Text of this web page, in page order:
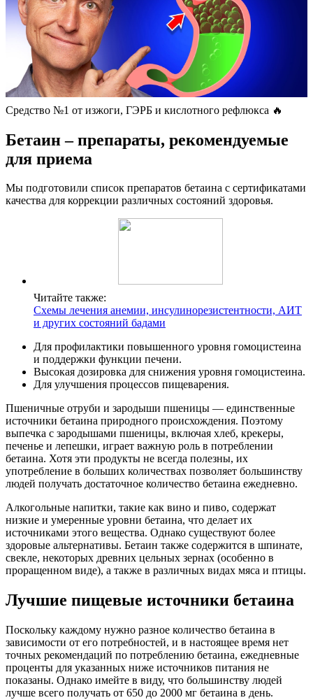
Средство №1 от изжоги, ГЭРБ и кислотного рефлюкса 🔥
Бетаин – препараты, рекомендуемые
для приема
Мы подготовили список препаратов бетаина с сертификатами
качества для коррекции различных состояний здоровья.
Читайте также:
Схемы лечения анемии, инсулинорезистентности, АИТ
и других состояний бадами
Для профилактики повышенного уровня гомоцистеина
и поддержки функции печени.
Высокая дозировка для снижения уровня гомоцистеина.
Для улучшения процессов пищеварения.
Пшеничные отруби и зародыши пшеницы — единственные
источники бетаина природного происхождения. Поэтому
выпечка с зародышами пшеницы, включая хлеб, крекеры,
печенье и лепешки, играет важную роль в потреблении
бетаина. Хотя эти продукты не всегда полезны, их
употребление в больших количествах позволяет большинству
людей получать достаточное количество бетаина ежедневно.
Алкогольные напитки, такие как вино и пиво, содержат
низкие и умеренные уровни бетаина, что делает их
источниками этого вещества. Однако существуют более
здоровые альтернативы. Бетаин также содержится в шпинате,
свекле, некоторых древних цельных зернах (особенно в
проращенном виде), а также в различных видах мяса и птицы.
Лучшие пищевые источники бетаина
Поскольку каждому нужно разное количество бетаина в
зависимости от его потребностей, и в настоящее время нет
точных рекомендаций по потреблению бетаина, ежедневные
проценты для указанных ниже источников питания не
показаны. Однако имейте в виду, что большинству людей
лучше всего получать от 650 до 2000 мг бетаина в день.